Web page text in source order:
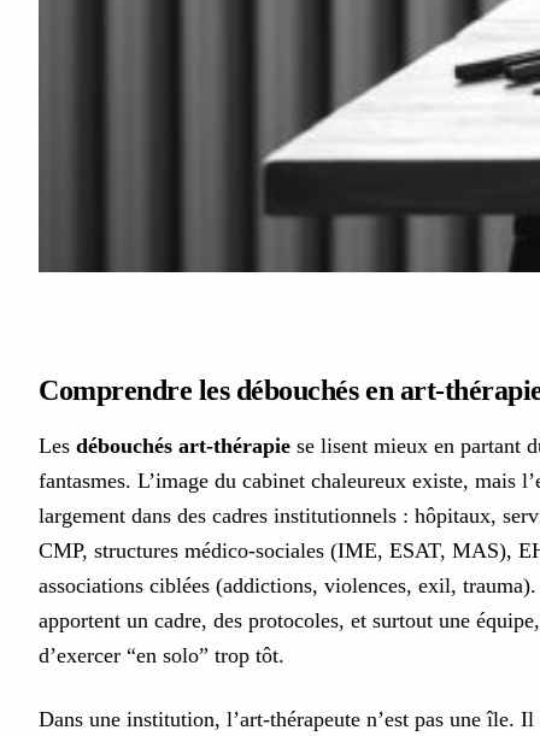
Comprendre les débouchés en art-
Les débouchés art-thérapie se lisent mieux en partant
fantasmes. L’image du cabinet chaleureux existe, mais
largement dans des cadres institutionnels : hôpitaux,
CMP, structures médico-sociales (IME, ESAT, MAS),
associations ciblées (addictions, violences, exil,
apportent un cadre, des protocoles, et surtout une
d’exercer “en solo” trop tôt.
Dans une institution, l’art-thérapeute n’est pas une île.